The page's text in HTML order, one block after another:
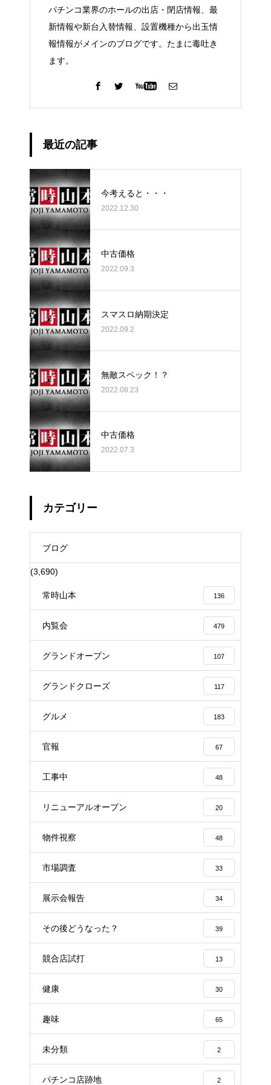
パチンコ業界のホールの出店・閉店情報、最
新情報や新台入替情報、設置機種から出玉情
報情報がメインのブログです。たまに毒吐き
ます。
最近の記事
今考えると・・・
2022.12.30
中古価格
2022.09.3
スマスロ納期決定
2022.09.2
無敵スペック！？
2022.08.23
中古価格
2022.07.3
カテゴリー
ブログ
(3,690)
常時山本 136
内覧会 479
グランドオープン 107
グランドクローズ 117
グルメ 183
官報 67
工事中 48
リニューアルオープン 20
物件視察 48
市場調査 33
展示会報告 34
その後どうなった？ 39
競合店試打 13
健康 30
趣味 65
未分類 2
パチンコ店跡地 2